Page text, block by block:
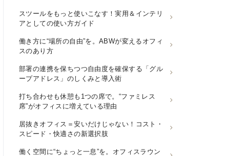
スツールをもっと使いこなす！実用＆インテリ
アとしての使い方ガイド
働き方に“場所の自由”を。ABWが変えるオフィ
スのあり方
部署の連携を保ちつつ自由度を確保する「グル
ープアドレス」のしくみと導入術
打ち合わせも休憩も1つの席で。“ファミレス
席”がオフィスに増えている理由
居抜きオフィス＝安いだけじゃない！コスト・
スピード・快適さの新選択肢
働く空間に“ちょっと一息”を。オフィスラウン